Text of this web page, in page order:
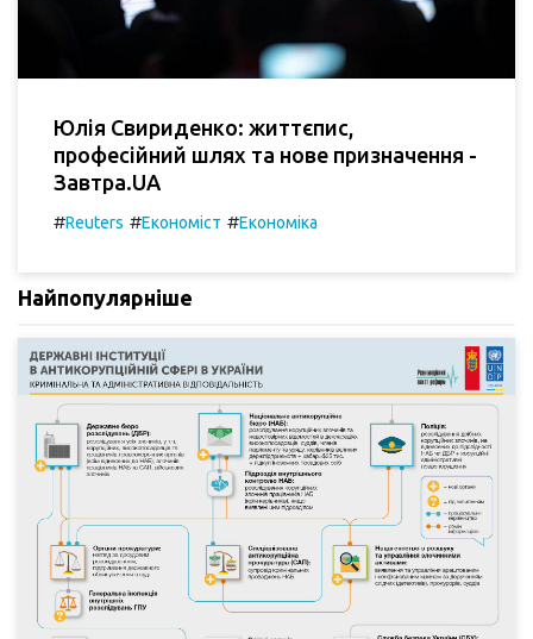
Юлія Свириденко: життєпис,
професійний шлях та нове призначення -
Завтра.UA
#Reuters #Економіст #Економіка
Найпопулярніше